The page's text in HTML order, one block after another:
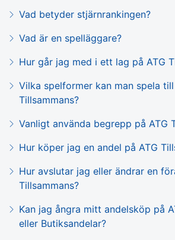
Vad betyder stjärnrankingen?
Vad är en spelläggare?
Hur går jag med i ett lag på ATG
Vilka spelformer kan man spela till
Tillsammans?
Vanligt använda begrepp på ATG
Hur köper jag en andel på ATG
Hur avslutar jag eller ändrar en
Tillsammans?
Kan jag ångra mitt andelsköp på
eller Butiksandelar?